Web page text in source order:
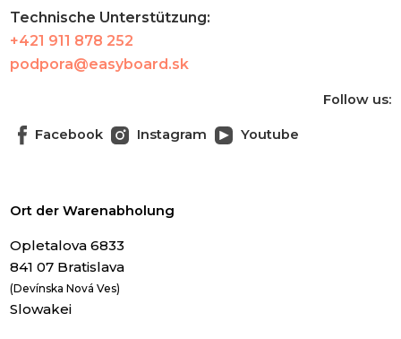
Technische Unterstützung:
+421 911 878 252
podpora@easyboard.sk
Follow us:
Facebook Instagram Youtube
Ort der Warenabholung
Opletalova 6833
841 07 Bratislava
(Devínska Nová Ves)
Slowakei